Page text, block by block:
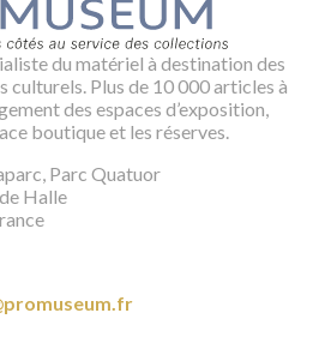
du matériel à destination des
culturels. Plus de 10 000 articles à
des espaces d’exposition,
boutique et les réserves.
Parc Quatuor
Halle